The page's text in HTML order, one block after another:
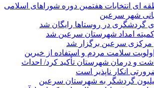
ای انتخابات هفتمین دوره شوراهای اسلامی
شهر سرعین
گردشگری در روستاها رایگان شد
امداد شهرستان سرعین شد
مرکزی سرعین برگزار شد
سلامت مردم و استفاده از خیرین
و درمان شهرستان تأکید کرد/ احداث
انکار ناپذیر است
گردشگر به شهرستان سرعین